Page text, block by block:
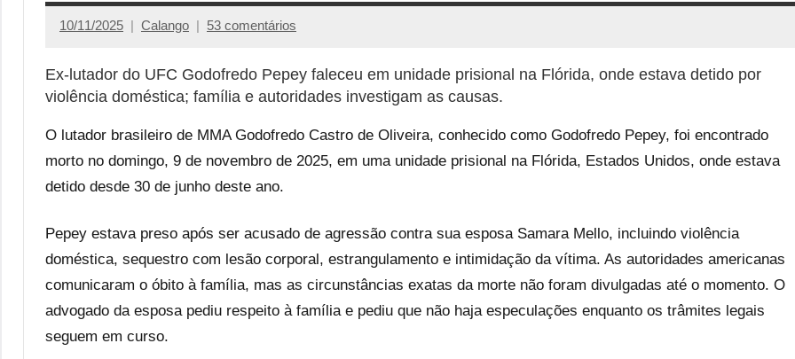
10/11/2025 Calango 53 comentários
Ex-lutador do UFC Godofredo Pepey faleceu em unidade prisional na Flórida, onde estava detido por
violência doméstica; família e autoridades investigam as causas.
O lutador brasileiro de MMA Godofredo Castro de Oliveira, conhecido como Godofredo Pepey, foi encontrado
morto no domingo, 9 de novembro de 2025, em uma unidade prisional na Flórida, Estados Unidos, onde estava
detido desde 30 de junho deste ano.
Pepey estava preso após ser acusado de agressão contra sua esposa Samara Mello, incluindo violência
doméstica, sequestro com lesão corporal, estrangulamento e intimidação da vítima. As autoridades americanas
comunicaram o óbito à família, mas as circunstâncias exatas da morte não foram divulgadas até o momento. O
advogado da esposa pediu respeito à família e pediu que não haja especulações enquanto os trâmites legais
seguem em curso.